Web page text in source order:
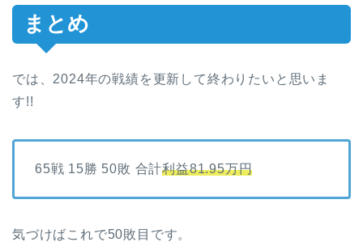
まとめ
では、2024年の戦績を更新して終わりたいと思いま
す!!
65戦 15勝 50敗 合計利益81.95万円
気づけばこれで50敗目です。